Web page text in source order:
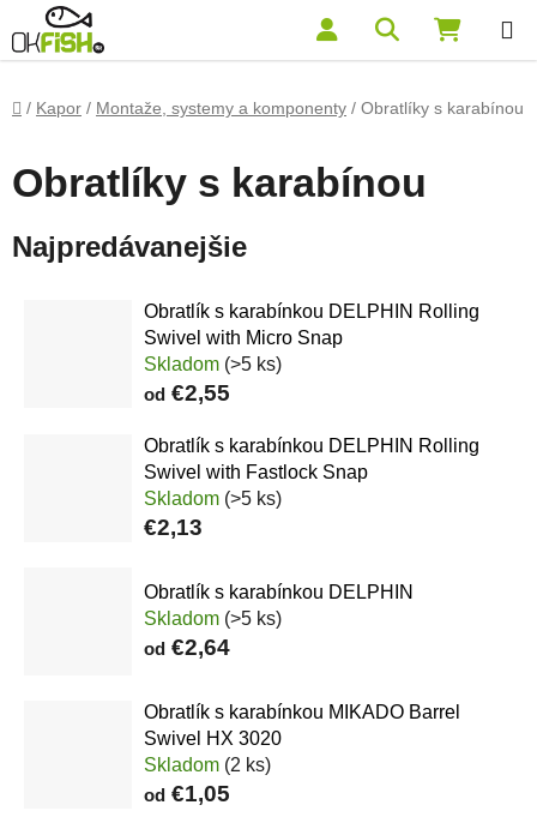
Prejsť na obsah Hľadať
Domov
/ Kapor / Montaže, systemy a komponenty / Obratlíky s karabínou
Obratlíky s karabínou
Najpredávanejšie
Obratlík s karabínkou DELPHIN Rolling
Swivel with Micro Snap
Skladom (>5 ks)
od €2,55
Obratlík s karabínkou DELPHIN Rolling
Swivel with Fastlock Snap
Skladom (>5 ks)
€2,13
Obratlík s karabínkou DELPHIN
Skladom (>5 ks)
od €2,64
Obratlík s karabínkou MIKADO Barrel
Swivel HX 3020
Skladom (2 ks)
od €1,05